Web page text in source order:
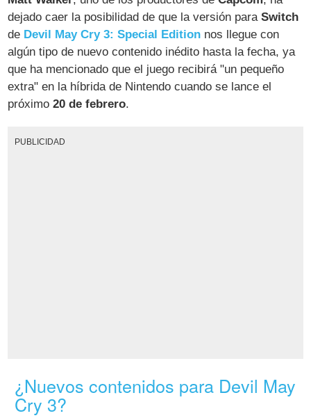
dejado caer la posibilidad de que la versión paraSwitch
de Devil May Cry 3: Special Edition nos llegue con
algún tipo de nuevo contenido inédito hasta la fecha, ya
que ha mencionado que el juego recibirá "un pequeño
extra" en la híbrida de Nintendo cuando se lance el
próximo20 de febrero.
PUBLICIDAD
¿Nuevos contenidos para Devil May
Cry 3?